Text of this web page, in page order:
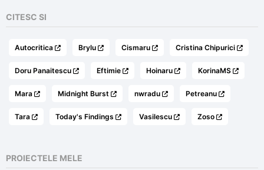
CITESC SI
Autocritica Brylu Cismaru Cristina Chipurici
Doru Panaitescu Eftimie Hoinaru KorinaMS
Mara Midnight Burst nwradu Petreanu
Tara Today's Findings Vasilescu Zoso
PROIECTELE MELE